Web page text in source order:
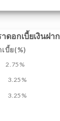
ดอกเบี้ยเงินฝาก
ย(%)
3.25%
3.25%